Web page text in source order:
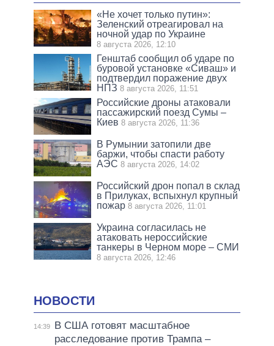
«Не хочет только путин»:
Зеленский отреагировал на
ночной удар по Украине
8 августа 2026, 12:10
Генштаб сообщил об ударе по
буровой установке «Сиваш» и
подтвердил поражение двух
НПЗ 8 августа 2026, 11:51
Российские дроны атаковали
пассажирский поезд Сумы –
Киев 8 августа 2026, 11:36
В Румынии затопили две
баржи, чтобы спасти работу
АЭС 8 августа 2026, 14:02
Российский дрон попал в склад
в Прилуках, вспыхнул крупный
пожар 8 августа 2026, 11:01
Украина согласилась не
атаковать нероссийские
танкеры в Черном море – СМИ
8 августа 2026, 12:46
НОВОСТИ
14:39
В США готовят масштабное
расследование против Трампа –